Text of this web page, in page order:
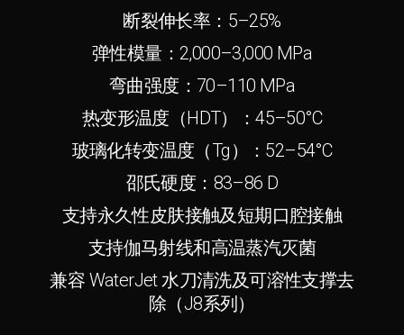
断裂伸长率：5–25%
弹性模量：2,000–3,000 MPa
弯曲强度：70–110 MPa
热变形温度（HDT）：45–50°C
玻璃化转变温度（Tg）：52–54°C
邵氏硬度：83–86 D
支持永久性皮肤接触及短期口腔接触
支持伽马射线和高温蒸汽灭菌
兼容 WaterJet 水刀清洗及可溶性支撑去
除（J8系列）